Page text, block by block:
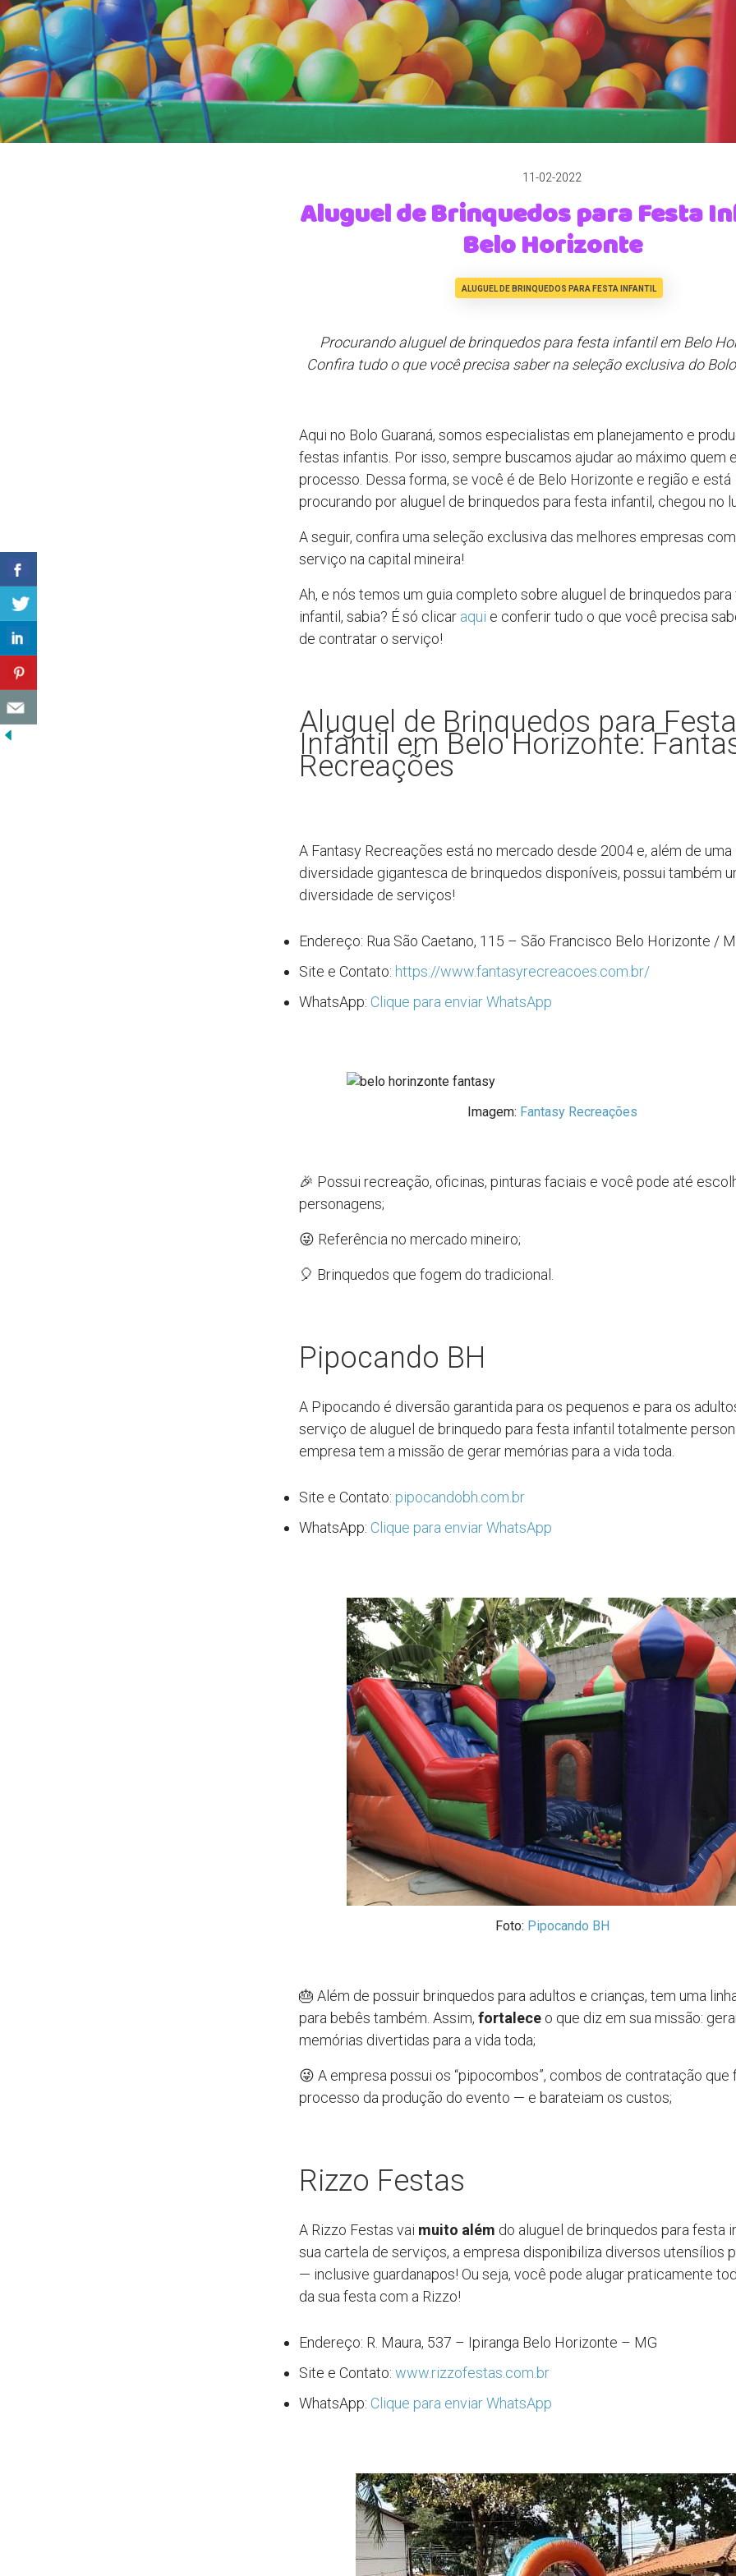
11-02-2022
Aluguel de Brinquedos para Festa
Belo Horizonte
ALUGUEL DE BRINQUEDOS PARA FESTA INFANTIL
Procurando aluguel de brinquedos para festa infantil em Belo
Confira tudo o que você precisa saber na seleção exclusiva do
Aqui no Bolo Guaraná, somos especialistas em planejamento e
festas infantis. Por isso, sempre buscamos ajudar ao máximo quem
processo. Dessa forma, se você é de Belo Horizonte e região e está
procurando por aluguel de brinquedos para festa infantil, chegou no
A seguir, confira uma seleção exclusiva das melhores empresas
serviço na capital mineira!
Ah, e nós temos um guia completo sobre aluguel de brinquedos
infantil, sabia? É só clicar aqui e conferir tudo o que você precisa
de contratar o serviço!
Aluguel de Brinquedos para Festa
Infantil em Belo Horizonte:
Recreações
A Fantasy Recreações está no mercado desde 2004 e, além de uma
diversidade gigantesca de brinquedos disponíveis, possui também
diversidade de serviços!
Endereço: Rua São Caetano, 115 – São Francisco Belo Horizonte /
Site e Contato: https://www.fantasyrecreacoes.com.br/
WhatsApp: Clique para enviar WhatsApp
Imagem: Fantasy Recreações
🎉 Possui recreação, oficinas, pinturas faciais e você pode até
personagens;
😜 Referência no mercado mineiro;
🎈 Brinquedos que fogem do tradicional.
Pipocando BH
A Pipocando é diversão garantida para os pequenos e para os
serviço de aluguel de brinquedo para festa infantil totalmente
empresa tem a missão de gerar memórias para a vida toda.
Site e Contato: pipocandobh.com.br
WhatsApp: Clique para enviar WhatsApp
Foto: Pipocando BH
🎂 Além de possuir brinquedos para adultos e crianças, tem uma
para bebês também. Assim, fortalece o que diz em sua missão:
memórias divertidas para a vida toda;
😜 A empresa possui os “pipocombos”, combos de contratação que
processo da produção do evento — e barateiam os custos;
Rizzo Festas
A Rizzo Festas vai muito além do aluguel de brinquedos para festa
sua cartela de serviços, a empresa disponibiliza diversos utensílios
— inclusive guardanapos! Ou seja, você pode alugar praticamente
da sua festa com a Rizzo!
Endereço: R. Maura, 537 – Ipiranga Belo Horizonte – MG
Site e Contato: www.rizzofestas.com.br
WhatsApp: Clique para enviar WhatsApp